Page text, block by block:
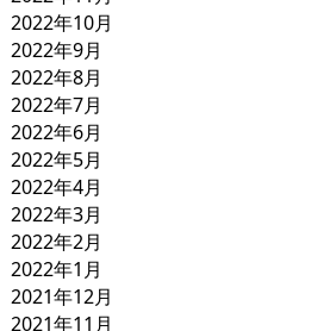
2022年10月
2022年9月
2022年8月
2022年7月
2022年6月
2022年5月
2022年4月
2022年3月
2022年2月
2022年1月
2021年12月
2021年11月